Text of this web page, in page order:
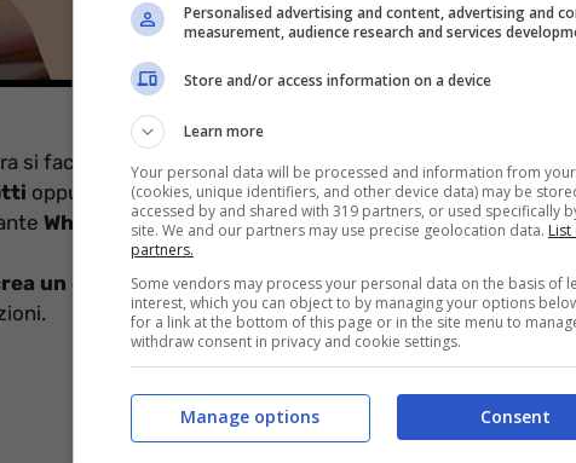
si facesse riferimento ad un portale e-commerce,o
oppure servizida comprare. Così facendo, gli utenti
WhatsApp seguendo soltanto il link.
un collegamento WhatsApppuò essere una domanda
Personalised advertising and content, advertising and
measurement, audience research and services
Store and/or access information on a device
Learn more
Your personal data will be processed and information from
(cookies, unique identifiers, and other device data) may be
accessed by and shared with 319 partners, or used specifically
site. We and our partners may use precise geolocation data. List
partners.
Some vendors may process your personal data on the basis of
interest, which you can object to by managing your options
for a link at the bottom of this page or in the site menu to
withdraw consent in privacy and cookie settings.
Consent
Manage options